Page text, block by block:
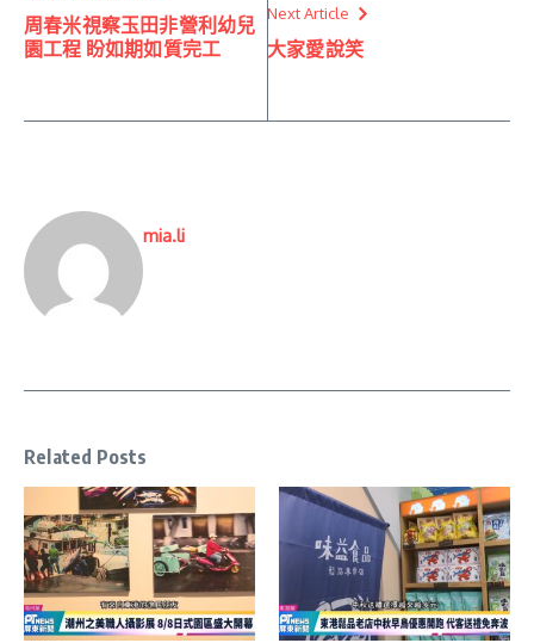
周春米視察玉田非營利幼兒
園工程 盼如期如質完工
Next Article
大家愛說笑
mia.li
Related Posts